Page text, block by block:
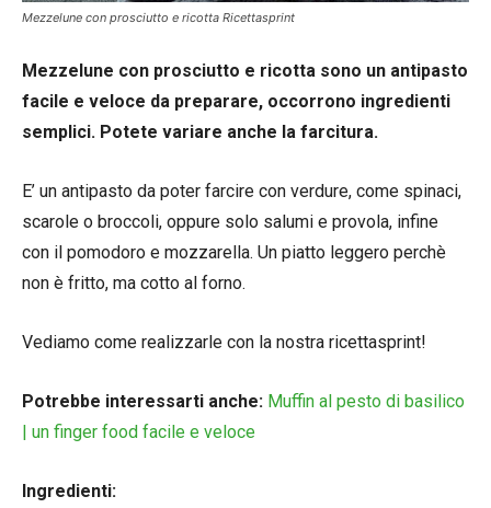
Mezzelune con prosciutto e ricotta Ricettasprint
Mezzelune con prosciutto e ricotta sono un antipasto
facile e veloce da preparare, occorrono ingredienti
semplici. Potete variare anche la farcitura.
E’ un antipasto da poter farcire con verdure, come spinaci,
scarole o broccoli, oppure solo salumi e provola, infine
con il pomodoro e mozzarella. Un piatto leggero perchè
non è fritto, ma cotto al forno.
Vediamo come realizzarle con la nostra ricettasprint!
Potrebbe interessarti anche: Muffin al pesto di basilico
| un finger food facile e veloce
Ingredienti: